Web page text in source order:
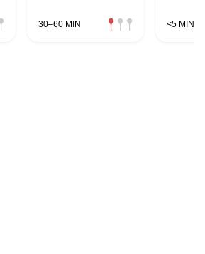
30–60 MIN <5 MIN